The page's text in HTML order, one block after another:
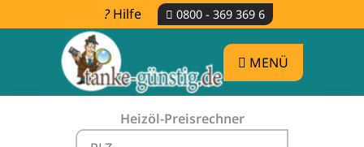
Hilfe 0800 - 369 369 6
MENÜ
Heizöl-Preisrechner